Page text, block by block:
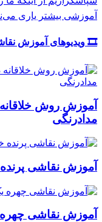
آموزشی بیشتر یاری
🎞️ ویدیوهای آموزش
آموزش روش
مدادرنگی
آموزش نقاشی
آموزش نقاشی